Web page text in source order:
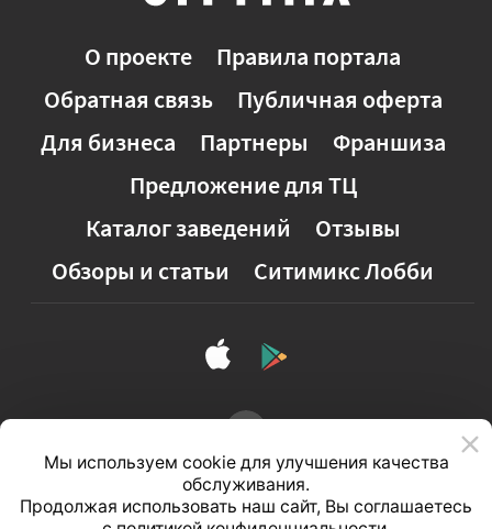
О проекте
Правила портала
Обратная связь
Публичная оферта
Для бизнеса
Партнеры
Франшиза
Предложение для ТЦ
Каталог заведений
Отзывы
Обзоры и статьи
Ситимикс Лобби
Мы используем cookie для улучшения качества
обслуживания.
Продолжая использовать наш сайт, Вы соглашаетесь